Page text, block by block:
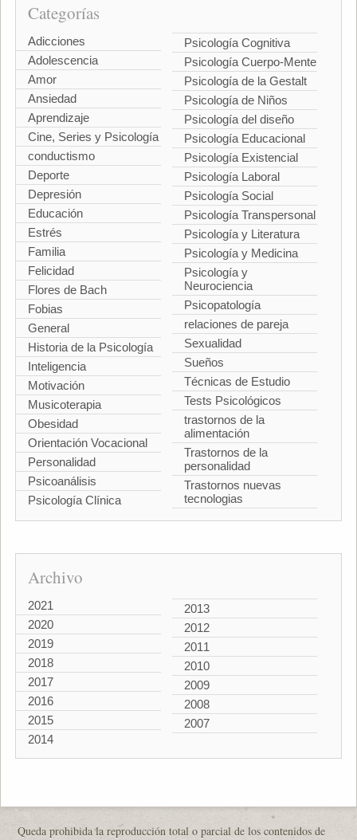
Categorías
Adicciones
Adolescencia
Amor
Ansiedad
Aprendizaje
Cine, Series y Psicología
conductismo
Deporte
Depresión
Educación
Estrés
Familia
Felicidad
Flores de Bach
Fobias
General
Historia de la Psicología
Inteligencia
Motivación
Musicoterapia
Obesidad
Orientación Vocacional
Personalidad
Psicoanálisis
Psicología Clínica
Psicología Cognitiva
Psicología Cuerpo-Mente
Psicología de la Gestalt
Psicología de Niños
Psicología del diseño
Psicología Educacional
Psicología Existencial
Psicología Laboral
Psicología Social
Psicología Transpersonal
Psicología y Literatura
Psicología y Medicina
Psicología y
Neurociencia
Psicopatología
relaciones de pareja
Sexualidad
Sueños
Técnicas de Estudio
Tests Psicológicos
trastornos de la
alimentación
Trastornos de la
personalidad
Trastornos nuevas
tecnologias
Archivo
2021
2020
2019
2018
2017
2016
2015
2014
2013
2012
2011
2010
2009
2008
2007
Queda prohibida la reproducción total o parcial de los contenidos de